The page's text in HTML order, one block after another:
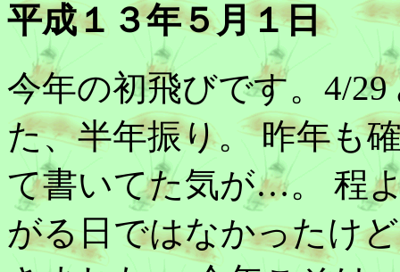
平成１３年５月１日
今年の初飛びです。4/
た、半年振り。 昨年も
て書いてた気が…。 程
がる日ではなかったけ